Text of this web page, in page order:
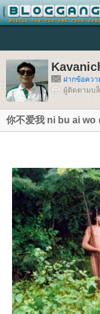
ฝากข้อควา
ผู้ติดตามบ
你不爱我 ni bu ai